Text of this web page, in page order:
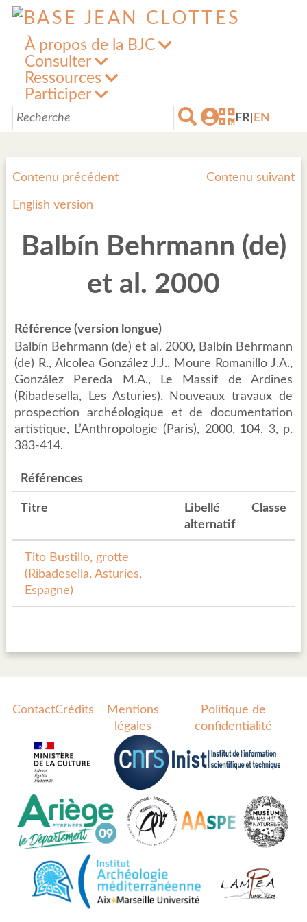
À propos de la BJC
Consulter
Ressources
Participer
FR EN
Contenu précédent Contenu suivant
English version
Balbín Behrmann (de)
et al. 2000
Référence (version longue)
Balbín Behrmann (de) et al. 2000, Balbín Behrmann
(de) R., Alcolea González J.J., Moure Romanillo J.A.,
González Pereda M.A., Le Massif de Ardines
(Ribadesella, Les Asturies). Nouveaux travaux de
prospection archéologique et de documentation
artistique, L’Anthropologie (Paris), 2000, 104, 3, p.
383-414.
Références
Titre
Libellé
alternatif
Classe
Tito Bustillo, grotte
(Ribadesella, Asturies,
Espagne)
ContactCrédits
Mentions
légales
Politique de
confidentialité